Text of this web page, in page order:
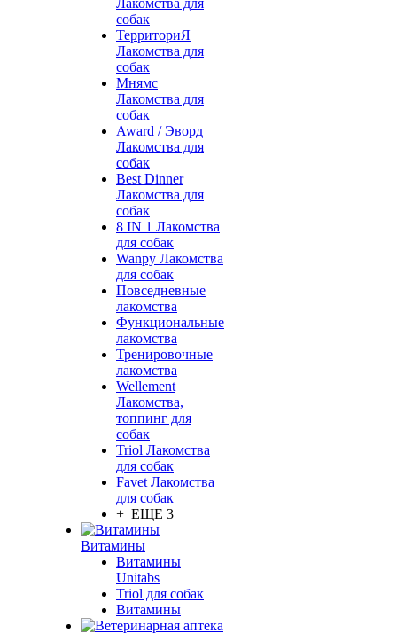
Лакомства для
собак
ТерриториЯ
Лакомства для
собак
Мнямс
Лакомства для
собак
Award / Эворд
Лакомства для
собак
Best Dinner
Лакомства для
собак
8 IN 1 Лакомства
для собак
Wanpy Лакомства
для собак
Повседневные
лакомства
Функциональные
лакомства
Тренировочные
лакомства
Wellement
Лакомства,
топпинг для
собак
Triol Лакомства
для собак
Favet Лакомства
для собак
+ ЕЩЕ 3
Витамины
Витамины
Unitabs
Triol для собак
Витамины